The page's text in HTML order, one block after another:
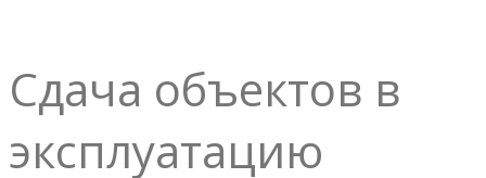
Сдача объектов в
эксплуатацию